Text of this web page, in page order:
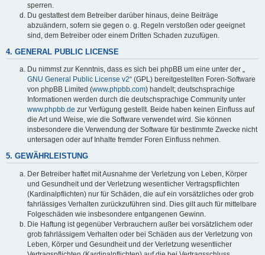
sperren.
Du gestattest dem Betreiber darüber hinaus, deine Beiträge
abzuändern, sofern sie gegen o. g. Regeln verstoßen oder geeignet
sind, dem Betreiber oder einem Dritten Schaden zuzufügen.
4. GENERAL PUBLIC LICENSE
Du nimmst zur Kenntnis, dass es sich bei phpBB um eine unter der „
GNU General Public License v2“ (GPL) bereitgestellten Foren-Software
von phpBB Limited (www.phpbb.com) handelt; deutschsprachige
Informationen werden durch die deutschsprachige Community unter
www.phpbb.de zur Verfügung gestellt. Beide haben keinen Einfluss auf
die Art und Weise, wie die Software verwendet wird. Sie können
insbesondere die Verwendung der Software für bestimmte Zwecke nicht
untersagen oder auf Inhalte fremder Foren Einfluss nehmen.
5. GEWÄHRLEISTUNG
Der Betreiber haftet mit Ausnahme der Verletzung von Leben, Körper
und Gesundheit und der Verletzung wesentlicher Vertragspflichten
(Kardinalpflichten) nur für Schäden, die auf ein vorsätzliches oder grob
fahrlässiges Verhalten zurückzuführen sind. Dies gilt auch für mittelbare
Folgeschäden wie insbesondere entgangenen Gewinn.
Die Haftung ist gegenüber Verbrauchern außer bei vorsätzlichem oder
grob fahrlässigem Verhalten oder bei Schäden aus der Verletzung von
Leben, Körper und Gesundheit und der Verletzung wesentlicher